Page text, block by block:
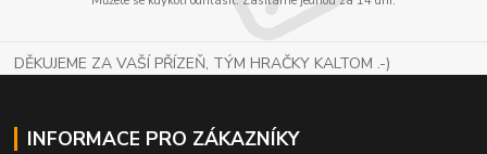
DĚKUJEME ZA VAŠÍ PŘÍZEŇ, TÝM HRAČKY KALTOM .-)
INFORMACE PRO ZÁKAZNÍKY